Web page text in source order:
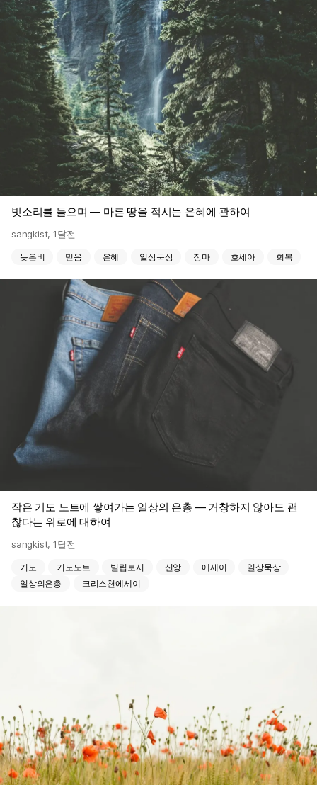
빗소리를 들으며 — 마른 땅을 적시는 은혜에 관하여
sangkist,1달전
늦은비 믿음 은혜 일상묵상 장마 호세아 회복
작은 기도 노트에 쌓여가는 일상의 은총 — 거창하지 않아도 괜
찮다는 위로에 대하여
sangkist,1달전
기도 기도노트 빌립보서 신앙 에세이
일상묵상
일상의은총
크리스천에세이